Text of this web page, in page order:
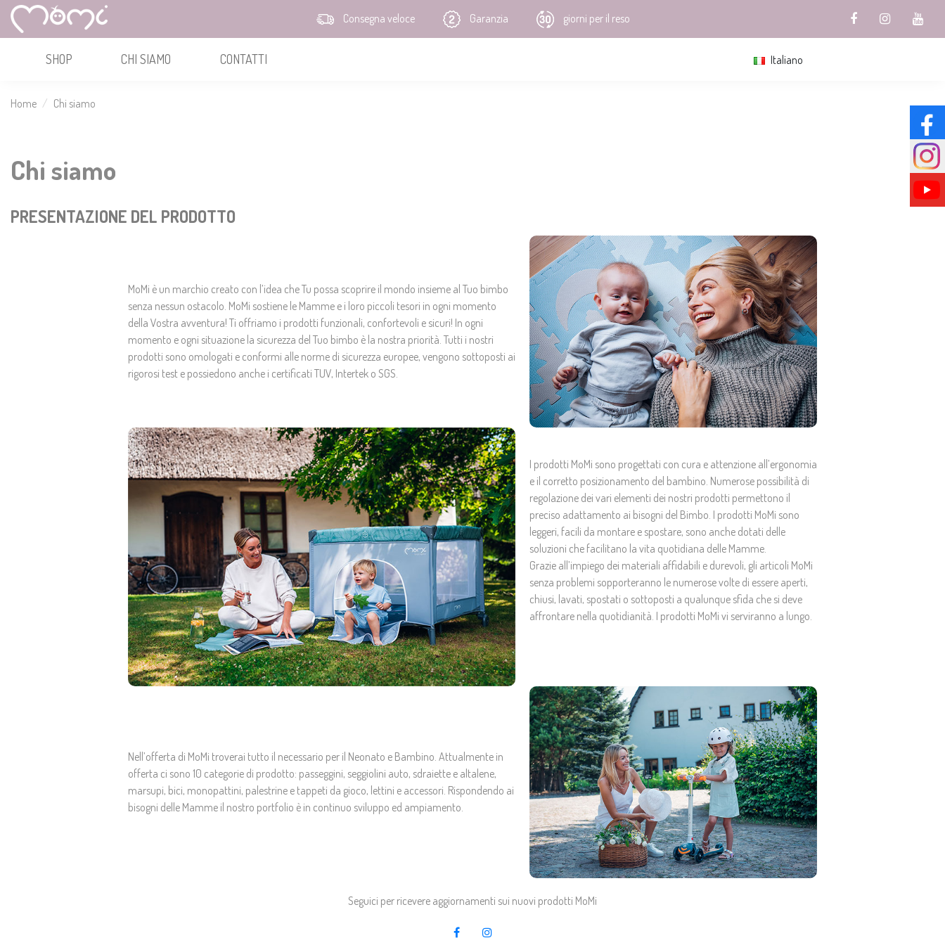
Consegna veloce Garanzia giorni per il reso
SHOP CHI SIAMO CONTATTI Italiano
Home Chi siamo
Chi siamo
PRESENTAZIONE DEL PRODOTTO
MoMi è un marchio creato con l’idea che Tu possa scoprire il mondo insieme al Tuo bimbo
senza nessun ostacolo. MoMi sostiene le Mamme e i loro piccoli tesori in ogni momento
della Vostra avventura! Ti offriamo i prodotti funzionali, confortevoli e sicuri! In ogni
momento e ogni situazione la sicurezza del Tuo bimbo è la nostra priorità. Tutti i nostri
prodotti sono omologati e conformi alle norme di sicurezza europee, vengono sottoposti ai
rigorosi test e possiedono anche i certificati TUV, Intertek o SGS.
I prodotti MoMi sono progettati con cura e attenzione all’ergonomia
e il corretto posizionamento del bambino. Numerose possibilità di
regolazione dei vari elementi dei nostri prodotti permettono il
preciso adattamento ai bisogni del Bimbo. I prodotti MoMi sono
leggeri, facili da montare e spostare, sono anche dotati delle
soluzioni che facilitano la vita quotidiana delle Mamme.
Grazie all’impiego dei materiali affidabili e durevoli, gli articoli MoMi
senza problemi sopporteranno le numerose volte di essere aperti,
chiusi, lavati, spostati o sottoposti a qualunque sfida che si deve
affrontare nella quotidianità. I prodotti MoMi vi serviranno a lungo.
Nell’offerta di MoMi troverai tutto il necessario per il Neonato e Bambino. Attualmente in
offerta ci sono 10 categorie di prodotto: passeggini, seggiolini auto, sdraiette e altalene,
marsupi, bici, monopattini, palestrine e tappeti da gioco, lettini e accessori. Rispondendo ai
bisogni delle Mamme il nostro portfolio è in continuo sviluppo ed ampiamento.
Seguici per ricevere aggiornamenti sui nuovi prodotti MoMi